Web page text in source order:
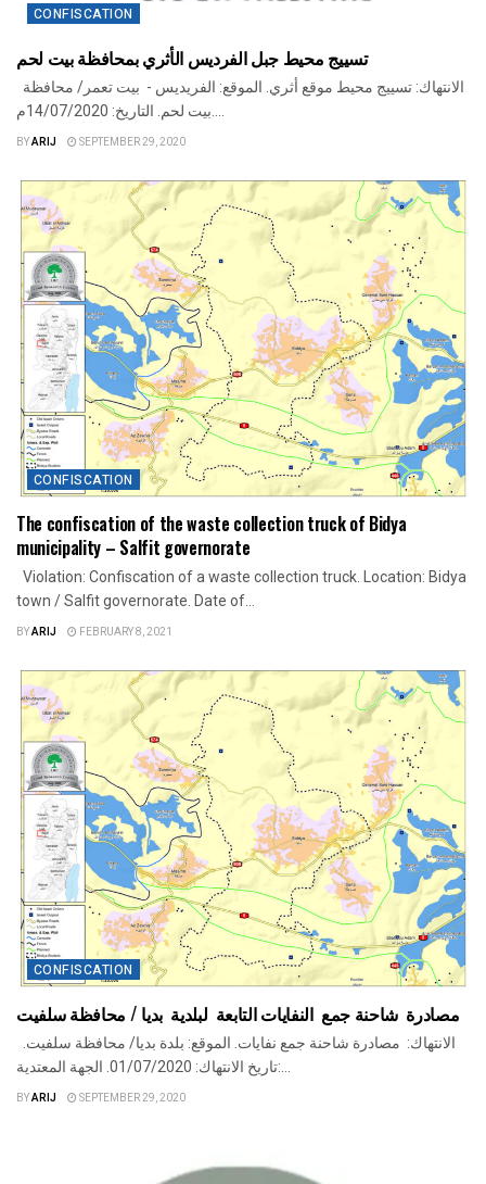
CONFISCATION
تسييج محيط جبل الفرديس الأثري بمحافظة بيت لحم
بيت لحم. التاريخ: 14/07/2020م....
BYARIJ SEPTEMBER 29, 2020
CONFISCATION
The confiscation of the waste collection truck of Bidya
municipality – Salfit governorate
Violation: Confiscation of a waste collection truck. Location: Bidya
town / Salfit governorate. Date of...
BYARIJ FEBRUARY 8, 2021
CONFISCATION
مصادرة شاحنة جمع النفايات التابعة لبلدية بديا / محافظة سلفيت
تاريخ الانتهاك: 01/07/2020. الجهة المعتدية:...
BYARIJ SEPTEMBER 29, 2020